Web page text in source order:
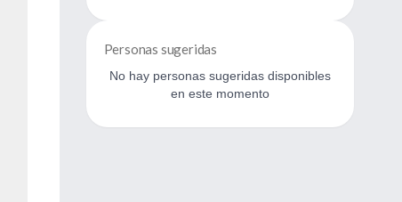
Personas sugeridas
No hay personas sugeridas disponibles
en este momento